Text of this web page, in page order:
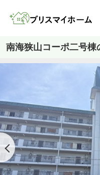
南海狭山コーポ二号棟